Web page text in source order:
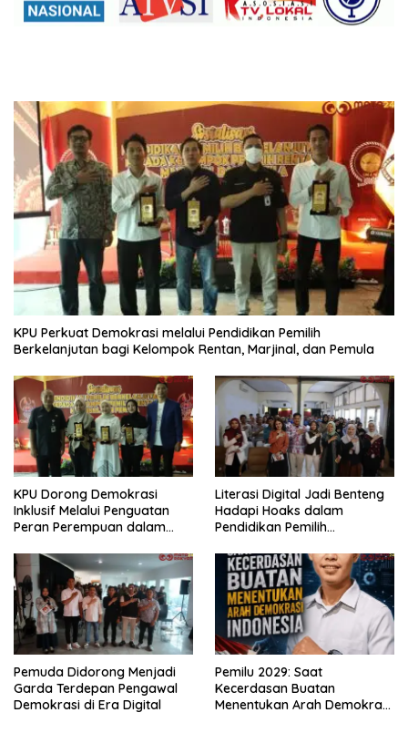
KPU Perkuat Demokrasi melalui Pendidikan Pemilih
Berkelanjutan bagi Kelompok Rentan, Marjinal, dan Pemula
KPU Dorong Demokrasi
Inklusif Melalui Penguatan
Peran Perempuan dalam
Literasi Digital Jadi Benteng
Hadapi Hoaks dalam
Pendidikan Pemilih
Pemuda Didorong Menjadi
Garda Terdepan Pengawal
Demokrasi di Era Digital
Pemilu 2029: Saat
Kecerdasan Buatan
Menentukan Arah Demokrasi